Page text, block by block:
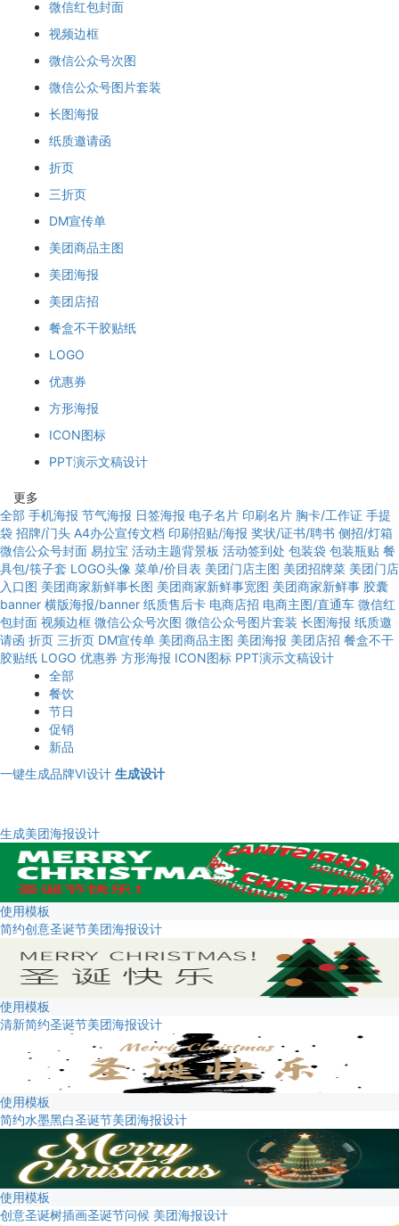
微信红包封面
视频边框
微信公众号次图
微信公众号图片套装
长图海报
纸质邀请函
折页
三折页
DM宣传单
美团商品主图
美团海报
美团店招
餐盒不干胶贴纸
LOGO
优惠券
方形海报
ICON图标
PPT演示文稿设计
更多
全部 手机海报 节气海报 日签海报 电子名片 印刷名片 胸卡/工作证 手提
袋 招牌/门头 A4办公宣传文档 印刷招贴/海报 奖状/证书/聘书 侧招/灯箱
微信公众号封面 易拉宝 活动主题背景板 活动签到处 包装袋 包装瓶贴 餐
具包/筷子套 LOGO头像 菜单/价目表 美团门店主图 美团招牌菜 美团门店
入口图 美团商家新鲜事长图 美团商家新鲜事宽图 美团商家新鲜事 胶囊
banner 横版海报/banner 纸质售后卡 电商店招 电商主图/直通车 微信红
包封面 视频边框 微信公众号次图 微信公众号图片套装 长图海报 纸质邀
请函 折页 三折页 DM宣传单 美团商品主图 美团海报 美团店招 餐盒不干
胶贴纸 LOGO 优惠券 方形海报 ICON图标 PPT演示文稿设计
全部
餐饮
节日
促销
新品
一键生成品牌VI设计 生成设计
生成美团海报设计
使用模板
简约创意圣诞节美团海报设计
使用模板
清新简约圣诞节美团海报设计
使用模板
简约水墨黑白圣诞节美团海报设计
使用模板
创意圣诞树插画圣诞节问候 美团海报设计